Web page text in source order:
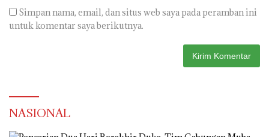
Simpan nama, email, dan situs web saya pada peramban ini
untuk komentar saya berikutnya.
NASIONAL